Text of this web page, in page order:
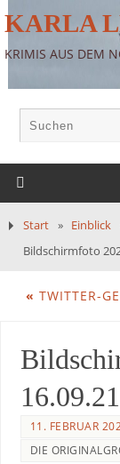
KARLA
KRIMIS AUS DEM
Start » Einblick
Bildschirmfoto
« TWITTER-
16.09.21
11. FEBRUAR
DIE